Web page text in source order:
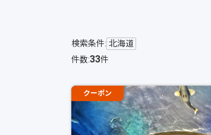
検索条件: 北海道
件数:33件
クーポン